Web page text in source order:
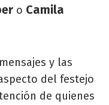
o Camila
y las
del festejo
de quienes